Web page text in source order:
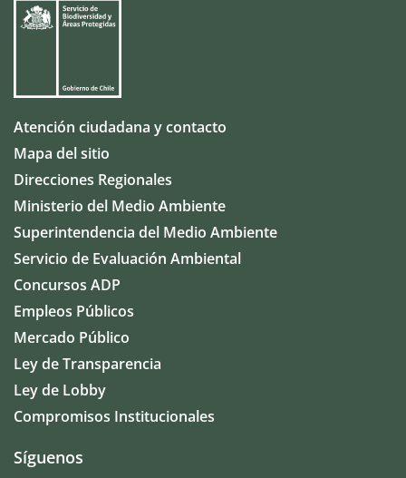
Atención ciudadana y contacto
Mapa del sitio
Direcciones Regionales
Ministerio del Medio Ambiente
Superintendencia del Medio Ambiente
Servicio de Evaluación Ambiental
Concursos ADP
Empleos Públicos
Mercado Público
Ley de Transparencia
Ley de Lobby
Compromisos Institucionales
Síguenos